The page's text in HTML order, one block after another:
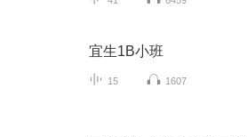
宜生1B小班
15 1607